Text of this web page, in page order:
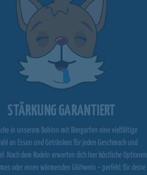
STÄRKUNG GARANTIERT
in unserem BobInn mit Biergarten eine vielfältige
an Essen und Getränken für jeden Geschmack und
Nach dem Rodeln erwarten dich hier köstliche Optionen
oder einen wärmenden Glühwein – perfekt für deine